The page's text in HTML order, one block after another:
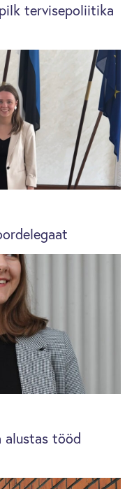
tervisepoliitika
alustas tööd